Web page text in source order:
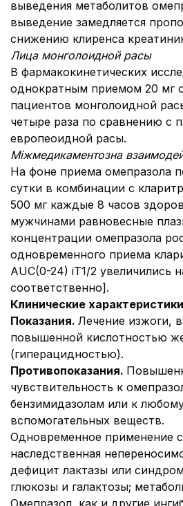
выведения метаболитов
выведение замедляется
снижению клиренса
Лица монголоидной расы
В фармакокинетических
однократным приемом 20 мг
пациентов монголоидной
четыре раза по сравнению с
европеоидной расы.
Міжмедикаментозна
На фоне приема омепразола
сутки в комбинации с
500 мг каждые 8 часов
мужчинами равновесные
концентрации омепразола
одновременного приема
AUC(0-24) іТ1/2 увеличились
соответственно].
Клинические
Показания. Лечение изжоги,
повышенной кислотностью
(гиперацидностью).
Противопоказания.
чувствительность к
бензимидазолам или к
вспомогательных веществ.
Одновременное применение
наследственная
дефицит лактазы или
глюкозы и галактозы;
Омепразол, как и другие